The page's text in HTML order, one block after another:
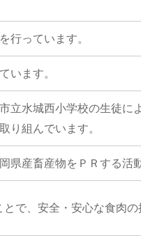
行っています。
います。
立水城西小学校の生徒に
り組んでいます。
県産畜産物をＰＲする活
で、安全・安心な食肉の